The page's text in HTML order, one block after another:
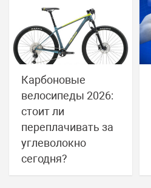
Карбоновые
велосипеды 2026:
стоит ли
переплачивать за
углеволокно
сегодня?